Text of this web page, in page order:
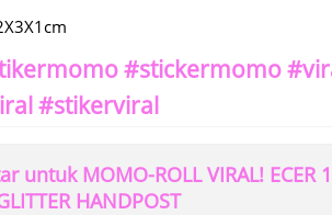
#stickermomo
#stikerviral
MOMO-ROLL VIRAL! ECER
HANDPOST